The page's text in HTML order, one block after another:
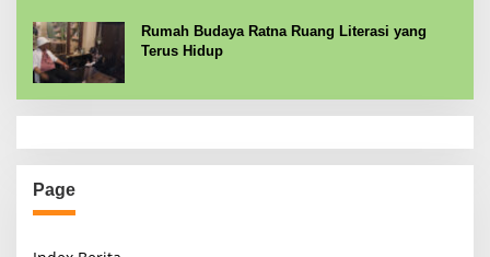
Rumah Budaya Ratna Ruang Literasi yang
Terus Hidup
Page